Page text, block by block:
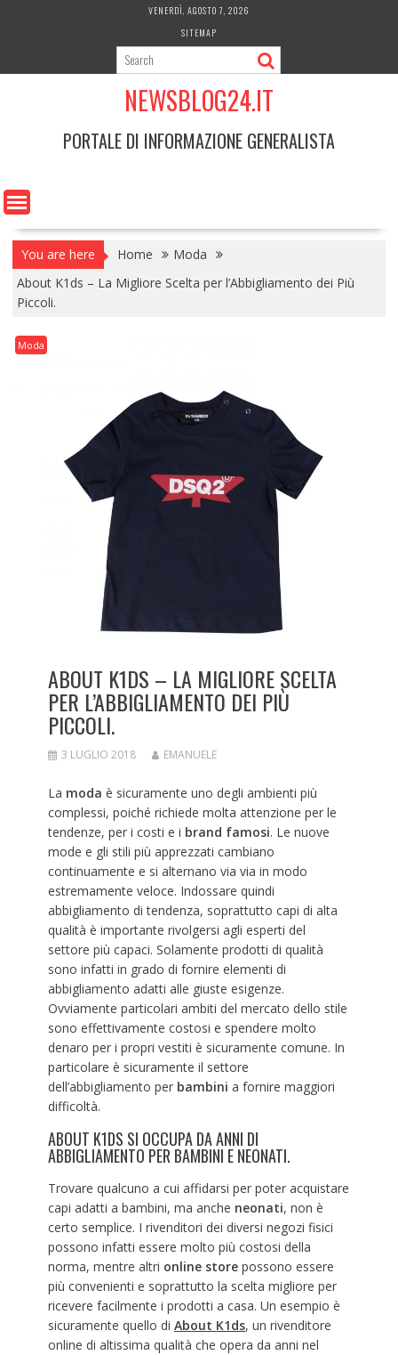
VENERDÌ, AGOSTO 7, 2026
SITEMAP
NEWSBLOG24.IT
PORTALE DI INFORMAZIONE GENERALISTA
You are here Home
Moda
About K1ds – La Migliore Scelta per l’Abbigliamento dei Più
Piccoli.
Moda
ABOUT K1DS – LA MIGLIORE SCELTA
PER L’ABBIGLIAMENTO DEI PIÙ
PICCOLI.
3 LUGLIO 2018 EMANUELE
La moda è sicuramente uno degli ambienti più
complessi, poiché richiede molta attenzione per le
tendenze, per i costi e i brand famosi. Le nuove
mode e gli stili più apprezzati cambiano
continuamente e si alternano via via in modo
estremamente veloce. Indossare quindi
abbigliamento di tendenza, soprattutto capi di alta
qualità è importante rivolgersi agli esperti del
settore più capaci. Solamente prodotti di qualità
sono infatti in grado di fornire elementi di
abbigliamento adatti alle giuste esigenze.
Ovviamente particolari ambiti del mercato dello stile
sono effettivamente costosi e spendere molto
denaro per i propri vestiti è sicuramente comune. In
particolare è sicuramente il settore
dell’abbigliamento per bambini a fornire maggiori
difficoltà.
ABOUT K1DS SI OCCUPA DA ANNI DI
ABBIGLIAMENTO PER BAMBINI E NEONATI.
Trovare qualcuno a cui affidarsi per poter acquistare
capi adatti a bambini, ma anche neonati, non è
certo semplice. I rivenditori dei diversi negozi fisici
possono infatti essere molto più costosi della
norma, mentre altri online storepossono essere
più convenienti e soprattutto la scelta migliore per
ricevere facilmente i prodotti a casa. Un esempio è
sicuramente quello di About K1ds, un rivenditore
online di altissima qualità che opera da anni nel